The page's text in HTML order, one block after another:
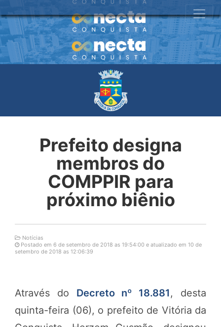
Prefeito designa
membros do
COMPPIR para
próximo biênio
Notícias
Postado em 6 de setembro de 2018 as 19:54:00 e atualizado em 10 de
setembro de 2018 as 12:06:39
Através do Decreto nº 18.881, desta
quinta-feira (06), o prefeito de Vitória da